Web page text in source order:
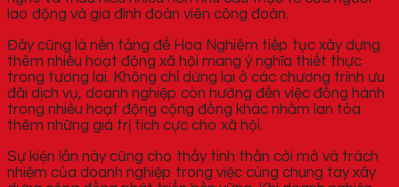
lao động và gia đình đoàn viên công đoàn.
Đây cũng là nền tảng để Hoa Nghiêm tiếp tục xây dựng
thêm nhiều hoạt động xã hội mang ý nghĩa thiết thực
trong tương lai. Không chỉ dừng lại ở các chương trình ưu
đãi dịch vụ, doanh nghiệp còn hướng đến việc đồng hành
trong nhiều hoạt động cộng đồng khác nhằm lan tỏa
thêm những giá trị tích cực cho xã hội.
Sự kiện lần này cũng cho thấy tinh thần cởi mở và trách
nhiệm của doanh nghiệp trong việc cùng chung tay xây